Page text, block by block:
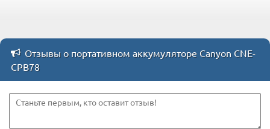
Отзывы о портативном аккумуляторе Canyon CNE-
CPB78